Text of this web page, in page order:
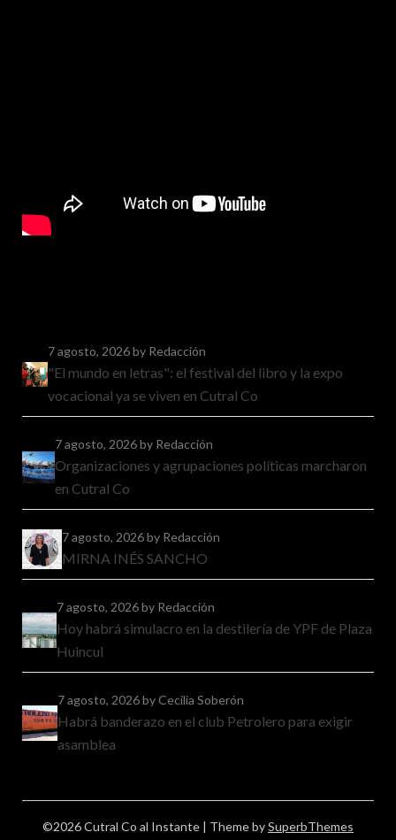
7 agosto, 2026by Redacción
"El mundo en letras": el festival del libro y la expo
vocacional ya se viven en Cutral Co
7 agosto, 2026by Redacción
Organizaciones y agrupaciones políticas marcharon
en Cutral Co
7 agosto, 2026by Redacción
MIRNA INÉS SANCHO
7 agosto, 2026by Redacción
Hoy habrá simulacro en la destilería de YPF de Plaza
Huincul
7 agosto, 2026by Cecilia Soberón
Habrá banderazo en el club Petrolero para exigir
asamblea
©2026 Cutral Co al Instante | Theme bySuperbThemes